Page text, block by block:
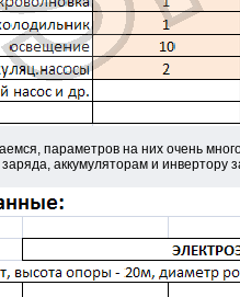
параметров на них очень
аккумуляторам и инвертору